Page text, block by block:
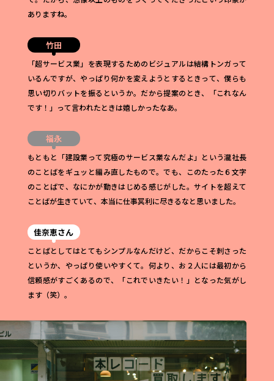
ありますね。
竹田
「超サービス業」を表現するためのビジュアルは結構トンガって
いるんですが、やっぱり何かを変えようとするときって、僕らも
思い切りバットを振るというか。だから提案のとき、「これなん
です！」って言われたときは嬉しかったなあ。
福永
もともと「建設業って究極のサービス業なんだよ」という瀧社長
のことばをギュッと編み直したもので。でも、このたった６文字
のことばで、なにかが動きはじめる感じがした。サイトを超えて
ことばが生きていて、本当に仕事冥利に尽きるなと思いました。
佳奈恵さん
ことばとしてはとてもシンプルなんだけど、だからこそ刺さった
というか、やっぱり使いやすくて。何より、お２人には最初から
信頼感がすごくあるので、「これでいきたい！」となった気がし
ます（笑）。